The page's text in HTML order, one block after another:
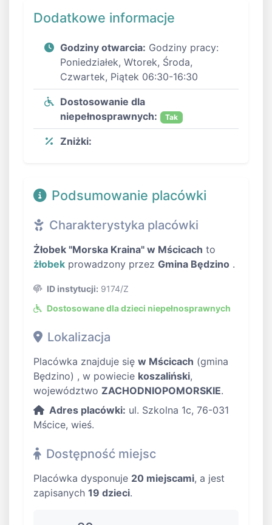
Dodatkowe informacje
Godziny otwarcia: Godziny pracy:
Poniedziałek, Wtorek, Środa,
Czwartek, Piątek 06:30-16:30
Dostosowanie dla
niepełnosprawnych:
Tak
Zniżki:
Podsumowanie placówki
Charakterystyka placówki
Żłobek "Morska Kraina" w Mścicach to
żłobek prowadzony przez Gmina Będzino .
ID instytucji: 9174/Z
Dostosowane dla dzieci niepełnosprawnych
Lokalizacja
Placówka znajduje się w Mścicach (gmina
Będzino) , w powiecie koszaliński,
województwo ZACHODNIOPOMORSKIE.
Adres placówki: ul. Szkolna 1c, 76-031
Mścice, wieś.
Dostępność miejsc
Placówka dysponuje 20 miejscami, a jest
zapisanych 19 dzieci.